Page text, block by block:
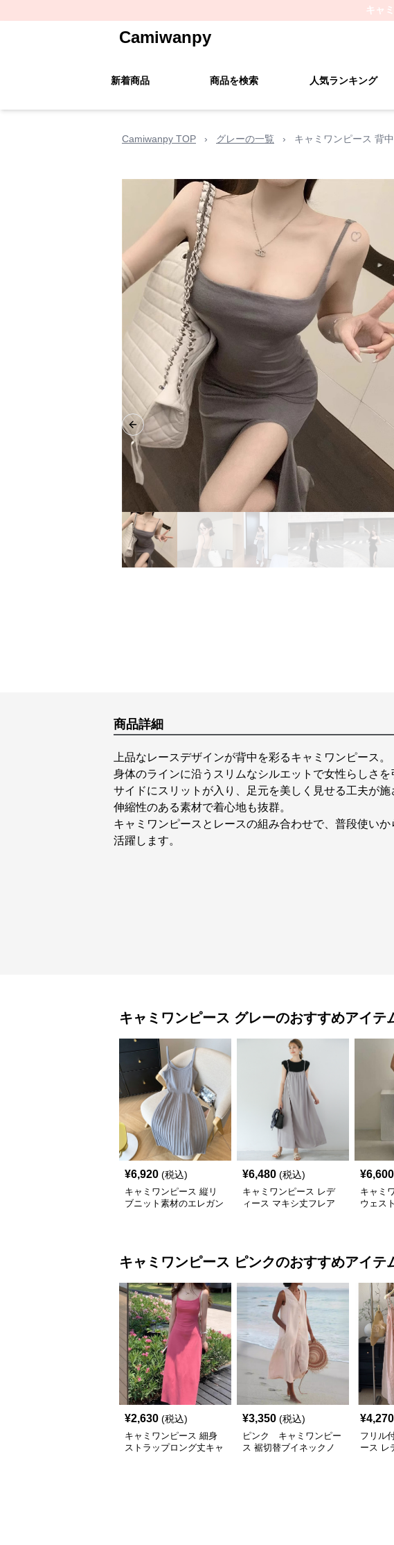
キャ
Camiwanpy
新着商品 商品を検索 人気ランキング
Camiwanpy TOP › グレーの一覧 › キャミワンピース 背
Previous slide
商品詳細
上品なレースデザインが背中を彩るキャミワンピース。
身体のラインに沿うスリムなシルエットで女性らしさを
サイドにスリットが入り、足元を美しく見せる工夫が施
伸縮性のある素材で着心地も抜群。
キャミワンピースとレースの組み合わせで、普段使い
活躍します。
キャミワンピース グレーのおすすめアイテ
¥6,920 (税込)
キャミワンピース 縦リ
ブニット素材のエレガン
¥6,480 (税込)
キャミワンピース レデ
ィース マキシ丈フレア
¥6,600
キャミ
ウェス
キャミワンピース ピンクのおすすめアイテ
¥2,630 (税込)
キャミワンピース 細身
ストラップロング丈キャ
¥3,350 (税込)
ピンク キャミワンピー
ス 裾切替ブイネックノ
¥4,270
フリル
ース レ